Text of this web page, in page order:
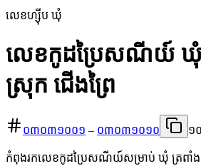
លេខហ្ស៊ីប ឃុំ
លេខកូដប្រៃសណីយ៍ ឃុំ
ស្រុក ជើងព្រៃ
០៣០៣១០០១ – ០៣០៣១០១០ ១
កំពុងរកលេខកូដប្រៃសណីយ៍សម្រាប់ ឃុំ ត្រពាំងគ